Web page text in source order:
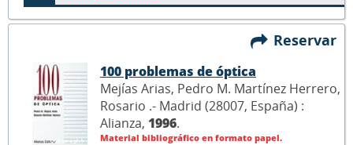
Reservar
100 problemas de óptica
Mejías Arias, Pedro M. Martínez Herrero,
Rosario .- Madrid (28007, España) :
Alianza, 1996.
Material bibliográfico en formato papel.